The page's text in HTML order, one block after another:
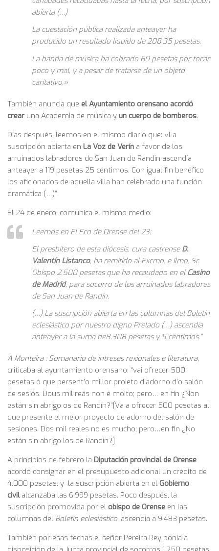
abierta (…)
La cuestación pública realizada anteayer ha
producido un resultado líquido de 208,35 pesetas.
La banda de música ha cobrado 60 pesetas por tocar
poco y mal, y a pesar de tratarse de un objeto
caritativo.»
También anuncia que el Ayuntamiento orensano acordó
crear una Academia de música y un cuerpo de bomberos.
Días después, leemos en el mismo diario que: «La
suscripción abierta en La Voz de Verín a favor de los
arruinados labradores de San Juan de Randín ascendía
anteayer a 119 pesetas 25 céntimos. Con igual fin benéfico
los aficionados de aquella villa han celebrado una función
dramática (…)”
El 24 de enero, comunica el mismo medio:
Leemos en El Eco de Orense del 23:
El presbítero de esta diócesis, cura castrense D.
Valentín Listanco, ha remitido al Excmo. e Ilmo. Sr.
Obispo 2.500 pesetas que ha recaudado en el Casino
de Madrid, para socorro de los arruinados labradores
de San Juan de Randín.
(…) La suscripción abierta en las columnas del Boletín
eclesiástico por nuestro digno Prelado (…) ascendía
anteayer a la suma de8.308 pesetas y 5 céntimos.”
A Monteira : Somanario de intreses rexionales e literatura,
criticaba al ayuntamiento orensano: “vai ofrecer 500
pesetas ó que persent’o millor proieto d’adorno d’o salón
de sesiós. Dous mil reás non é moito; pero… en fin ¿Non
están sin abrigo os de Randín?”[Va a ofrecer 500 pesetas al
que presente el mejor proyecto de adorno del salón de
sesiones. Dos mil reales no es mucho; pero…en fin ¿No
están sin abrigo los de Randín?]
A principios de febrero la Diputación provincial de Orense
acordó consignar en el presupuesto adicional un crédito de
4.000 pesetas, y la suscripción abierta en el Gobierno
civilalcanzaba las 6.999 pesetas. Poco después, la
suscripción promovida por el obispo de Orense en las
columnas del Boletín eclesiástico, ascendía a 9.483 pesetas.
También por esas fechas el señor Pereira Rey ponía a